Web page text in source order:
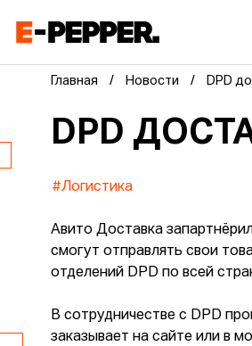
Главная Новости DPD
DPD
#Логистика
Авито Доставка
смогут отправлять свои
отделений DPD по всей
В сотрудничестве с DPD
заказывает на сайте или в